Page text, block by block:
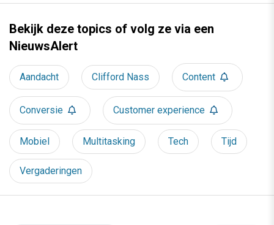
Bekijk deze topics of volg ze via een
NieuwsAlert
Aandacht Clifford Nass Content
Conversie Customer experience
Mobiel Multitasking Tech Tijd
Vergaderingen